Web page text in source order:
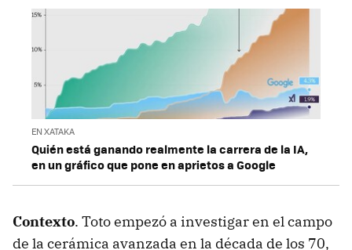
EN XATAKA
Quién está ganando realmente la carrera de la IA,
en un gráfico que pone en aprietos a Google
Contexto. Toto empezó a investigar en el campo
de la cerámica avanzada en la década de los 70,